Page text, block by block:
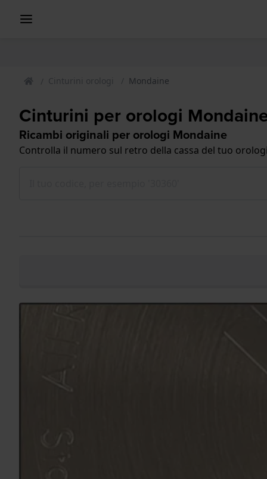
Cinturini orologi Mondaine
Cinturini per orologi
Ricambi originali per orologi Mondaine
Controlla il numero sul retro della cassa del tuo